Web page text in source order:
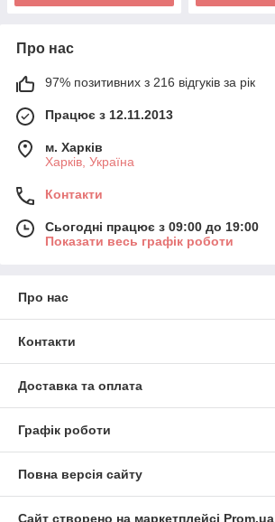
Про нас
97% позитивних з 216 відгуків за рік
Працює з 12.11.2013
м. Харків
Харків, Україна
Контакти
Сьогодні працює з 09:00 до 19:00
Показати весь графік роботи
Про нас
Контакти
Доставка та оплата
Графік роботи
Повна версія сайту
Сайт створено на маркетплейсі Prom.ua